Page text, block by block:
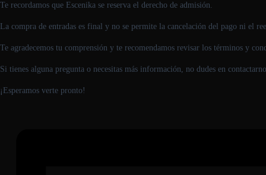
Te recordamos que Escenika se reserva el derecho de admisión.
La compra de entradas es final y no se permite la cancelación del pago ni el
Te agradecemos tu comprensión y te recomendamos revisar los términos y
Si tienes alguna pregunta o necesitas más información, no dudes en
¡Esperamos verte pronto!